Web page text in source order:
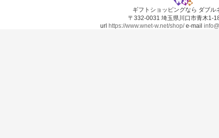
ギフトショッピングなら ダブル
〒332-0031 埼玉県川口市青木1-
url https://www.wnet-w.net/shop/e-mail